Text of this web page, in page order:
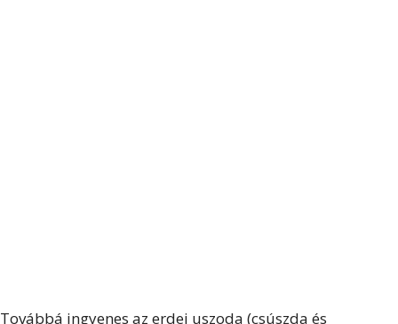
Továbbá ingyenes az erdei uszoda (csúszda és